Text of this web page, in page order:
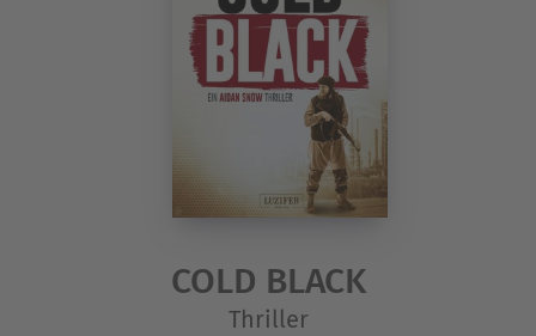
COLD BLACK
Thriller